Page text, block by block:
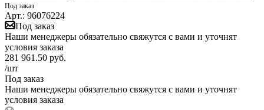
Под заказ
Арт.: 96076224
Под заказ
Наши менеджеры обязательно свяжутся с вами и уточнят
условия заказа
281 961.50 руб.
/шт
Под заказ
Наши менеджеры обязательно свяжутся с вами и уточнят
условия заказа